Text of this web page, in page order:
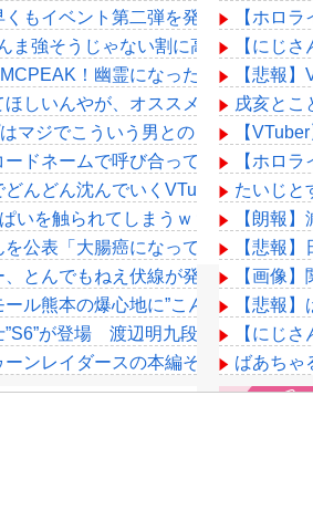
くもイベント第二弾を発表！！本日
ま強そうじゃない割に高そうという
！幽霊になったマジラボうる
しいんやが、オススメあるか????
マジでこういう男とのコラボも解禁
ードネームで呼び合ってたよいゆめ
どんどん沈んでいくVTuber
いを触られてしまうｗｗｗｗｗｗｗ
を公表「大腸癌になってしまいまし
、とんでもねえ伏線が発掘される。
ール熊本の爆心地に”こんなもの”があ
が登場 渡辺明九段大激怒😤👎👎
ーンレイダースの本編そっちのけで
【ホロ
【にじ
【悲報
戌亥とこ
【
【ホロ
たいじと
【朗報
【悲報
【画像
【悲報
【にじ
ばあちゃ